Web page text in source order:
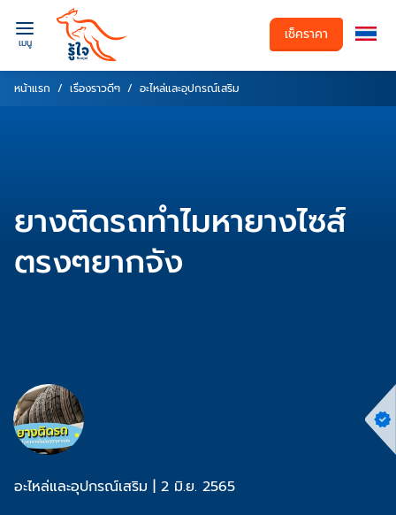
เมนู เช็คราคา
หน้าแรก เรื่องราวดีๆ อะไหล่และอุปกรณ์เสริม
ยางติดรถทำไมหายางไซส์
ตรงๆยากจัง
อะไหล่และอุปกรณ์เสริม | 2 มิ.ย. 2565